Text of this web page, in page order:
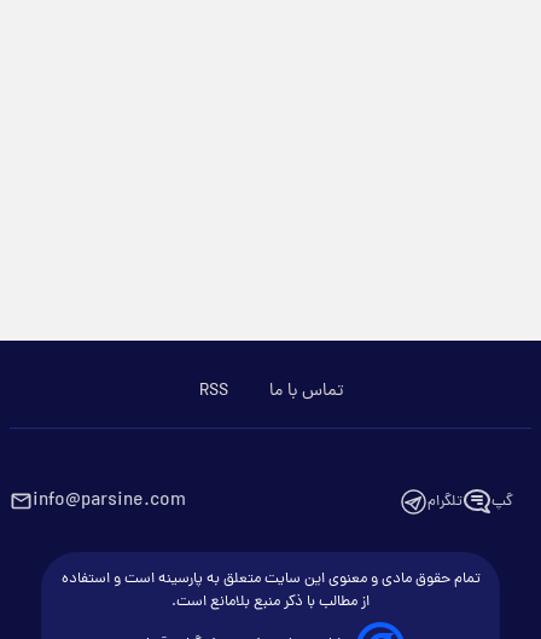
تماس با ما RSS
گپ تلگرام info@parsine.com
تمام حقوق مادی و معنوی این سایت متعلق به پارسینه است و استفاده
از مطالب با ذکر منبع بلامانع است.